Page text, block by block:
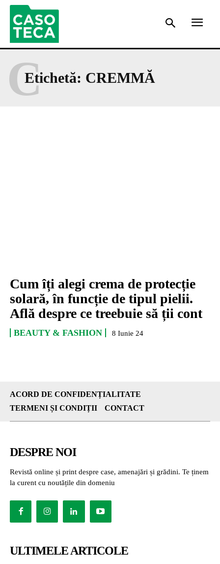
Etichetă: CREMMĂ
C
Cum îți alegi crema de protecție
solară, în funcție de tipul pielii.
Află despre ce treebuie să ții cont
BEAUTY & FASHION 8 Iunie 24
ACORD DE CONFIDENȚIALITATE
TERMENI ȘI CONDIȚII
CONTACT
DESPRE NOI
Revistă online și print despre case, amenajări și grădini. Te ținem
la curent cu noutățile din domeniu
ULTIMELE ARTICOLE